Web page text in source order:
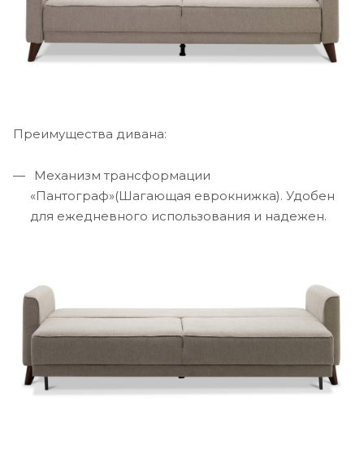
Преимущества дивана:
Механизм трансформации
«Пантограф»(Шагающая еврокнижка). Удобен
для ежедневного использования и надежен.